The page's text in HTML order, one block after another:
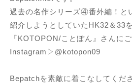
過去の名作シリーズ④番外編！と
紹介しようとしていたHK32＆33
『KOTOPON/ことぽん』さんに
Instagram▷@kotopon09
Bepatchを素敵に着こなしてくだ